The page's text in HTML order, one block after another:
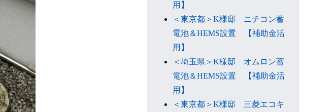
用】
＜東京都＞K様邸 ニチコン蓄
電池＆HEMS設置 【補助金活
用】
＜埼玉県＞K様邸 オムロン蓄
電池＆HEMS設置 【補助金活
用】
＜東京都＞K様邸 三菱エコキ